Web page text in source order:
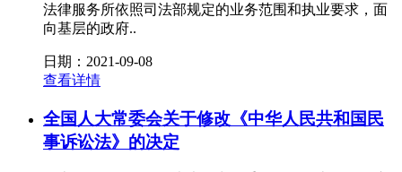
法律服务所依照司法部规定的业务范围和执业要求，面
向基层的政府..
日期：2021-09-08
查看详情
全国人大常委会关于修改《中华人民共和国民
事诉讼法》的决定